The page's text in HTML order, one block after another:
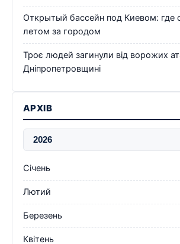
Открытый бассейн под Киевом: где
летом за городом
Троє людей загинули від ворожих
Дніпропетровщині
АРХІВ
Січень
Лютий
Березень
Квітень